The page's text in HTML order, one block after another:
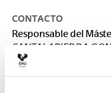
CONTACTO
Responsable del
CANTALAPIEDRA